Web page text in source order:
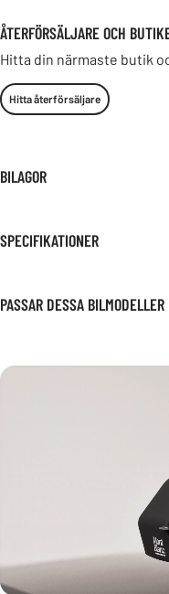
ÅTERFÖRSÄLJARE OCH
Hitta din närmaste butik
Hitta återförsäljare
BILAGOR
SPECIFIKATIONER
PASSAR DESSA BILMODELLER